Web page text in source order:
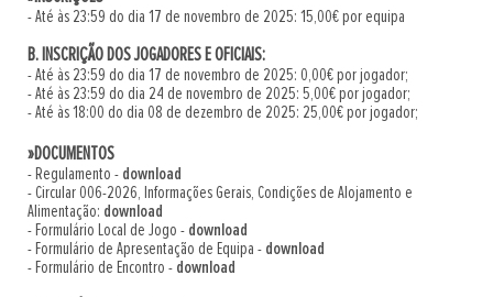
- Até às 23:59 do dia 17 de novembro de 2025: 15,00€ por equipa
B. INSCRIÇÃO DOS JOGADORES E OFICIAIS:
- Até às 23:59 do dia 17 de novembro de 2025: 0,00€ por jogador;
- Até às 23:59 do dia 24 de novembro de 2025: 5,00€ por jogador;
- Até às 18:00 do dia 08 de dezembro de 2025: 25,00€ por jogador;
»DOCUMENTOS
- Regulamento - download
- Circular 006-2026, Informações Gerais, Condições de Alojamento e
Alimentação: download
- Formulário Local de Jogo - download
- Formulário de Apresentação de Equipa - download
- Formulário de Encontro - download